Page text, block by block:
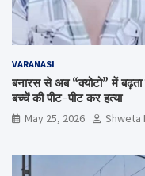
VARANASI
बनारस से अब “क्योटो” में
बच्चें की पीट-पीट कर हत्या
May 25, 2026 Shweta